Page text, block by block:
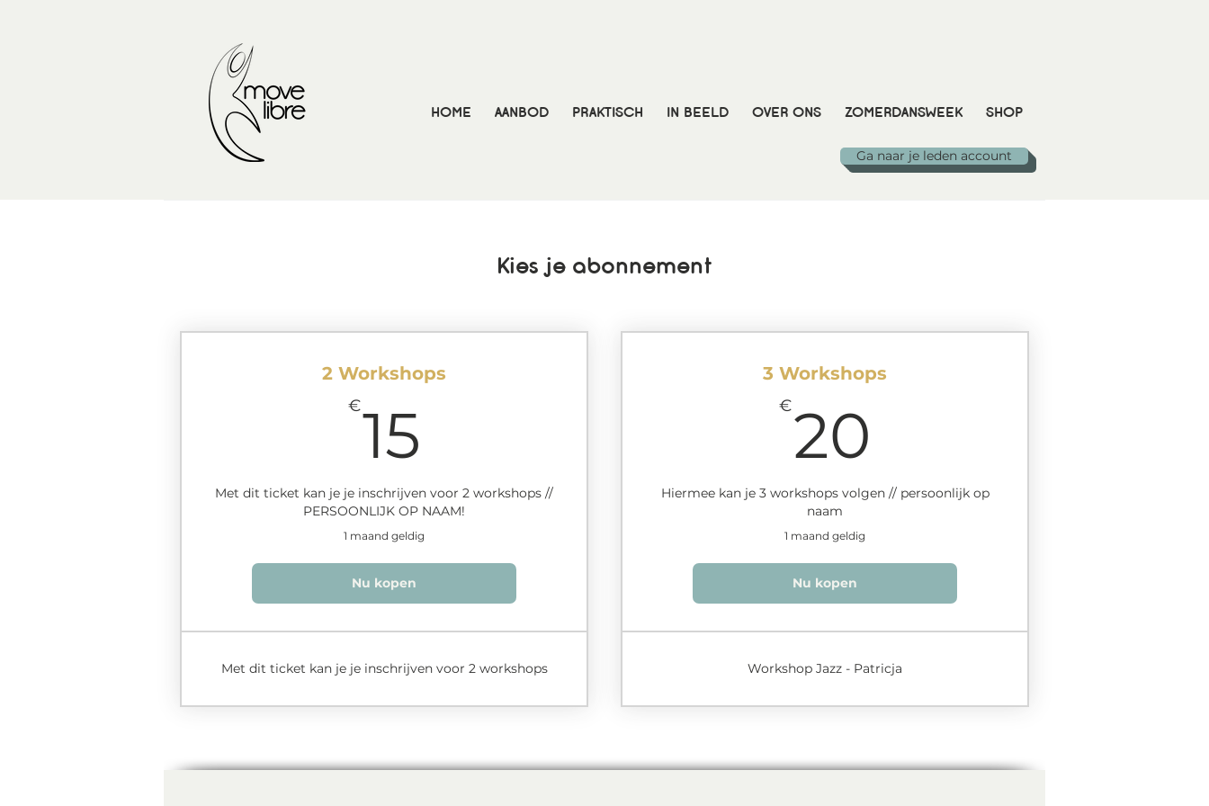
HOME AANBOD PRAKTISCH IN BEELD OVER ONS ZOMERDANSWEEK SHOP
Ga naar je leden account
Kies je abonnement
2 Workshops
€15
Met dit ticket kan je je inschrijven voor 2 workshops //
PERSOONLIJK OP NAAM!
1 maand geldig
Nu kopen
Met dit ticket kan je je inschrijven voor 2 workshops
3 Workshops
€20
Hiermee kan je 3 workshops volgen // persoonlijk op
naam
1 maand geldig
Nu kopen
Workshop Jazz - Patricja